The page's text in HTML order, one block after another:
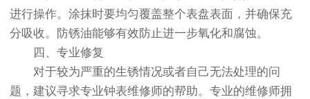
进行操作。涂抹时要均匀覆盖整个表盘表面，并确保充
分吸收。防锈油能够有效防止进一步氧化和腐蚀。
四、专业修复
对于较为严重的生锈情况或者自己无法处理的问
题，建议寻求专业钟表维修师的帮助。专业的维修师拥